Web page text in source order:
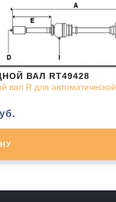
ВАЛ RT49428
вал R для автоматической